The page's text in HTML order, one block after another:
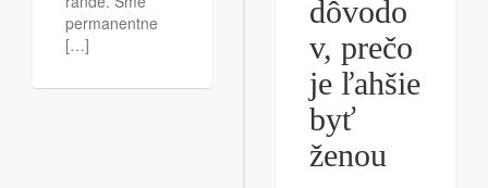
permanentne
[…]
dôvodo
v, prečo
je ľahšie
byť
ženou